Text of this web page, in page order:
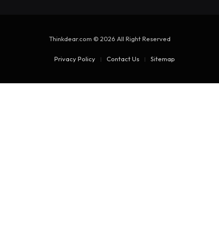
Thinkdear.com © 2026 All Right Reserved
Privacy Policy Contact Us Sitemap